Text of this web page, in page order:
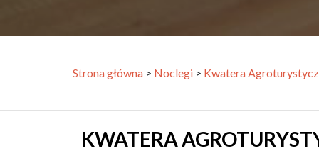
Strona główna > Noclegi > Kwatera
KWATERA